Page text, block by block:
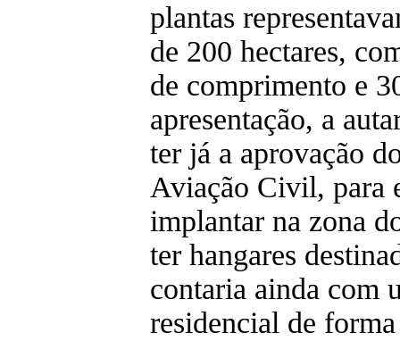
plantas
de 200 hectares,
de comprimento e
apresentação, a
ter já a aprovação
Aviação Civil, para
implantar na zona
ter hangares
contaria ainda com
residencial de